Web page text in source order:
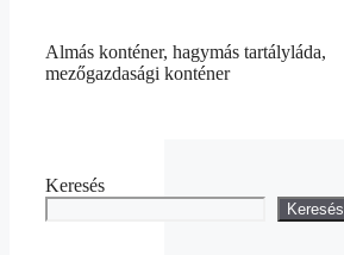
Almás konténer, hagymás tartályláda,
mezőgazdasági konténer
Keresés
Keresés